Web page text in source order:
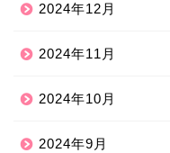
2024年12月
2024年11月
2024年10月
2024年9月